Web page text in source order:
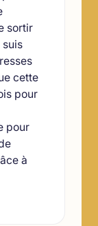
sortir
suis
cette
pour
pour
à